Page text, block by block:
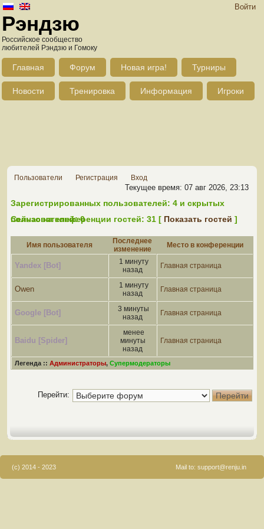
Войти
Рэндзю
Российское сообщество
любителей Рэндзю и Гомоку
Главная Форум Новая игра! Турниры
Новости Тренировка Информация Игроки
Пользователи Регистрация Вход
Текущее время: 07 авг 2026, 23:13
Зарегистрированных пользователей: 4 и скрытых
пользователей: 0
Сейчас на конференции гостей: 31 [ Показать гостей ]
Имя пользователя
Последнее
изменение
Место в конференции
Yandex [Bot]
1 минуту
назад
Главная страница
Owen
1 минуту
назад
Главная страница
Google [Bot]
3 минуты
назад
Главная страница
Baidu [Spider]
менее
минуты
назад
Главная страница
Легенда :: Администраторы, Супермодераторы
Перейти:
(c) 2014 - 2023 Mail to: support@renju.in